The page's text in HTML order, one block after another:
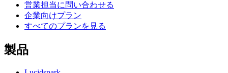
営業担当に問い合わせる
企業向けプラン
すべてのプランを見る
製品